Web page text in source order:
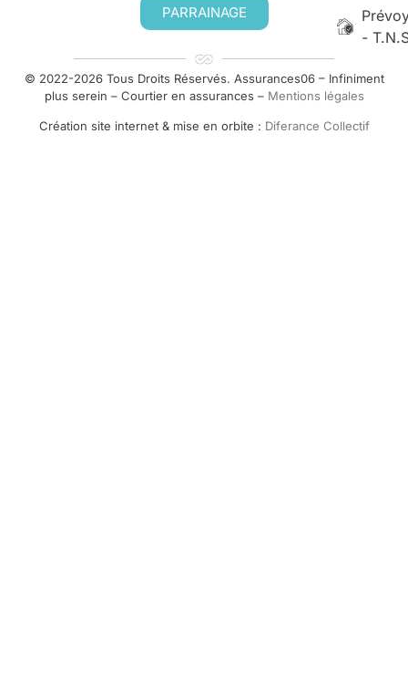
PARRAINAGE
-
© 2022-2026 Tous Droits Réservés. Assurances06 – Infiniment
plus serein – Courtier en assurances – Mentions légales
Création site internet & mise en orbite : Diferance Collectif